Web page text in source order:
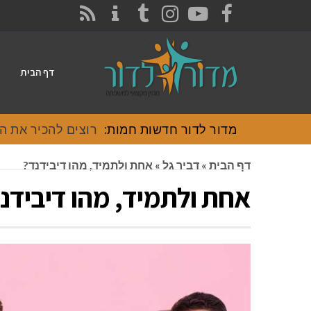
FACEBOOK
YOUTUBE
INSTAGRAM
TUMBLR
דף הבית
מדור לדור חדשות חמות: רוצים להכיר את
דף הבית » דביר גל » אחת ולתמיד, מהו דיבידנד?
אחת ולתמיד, מהו